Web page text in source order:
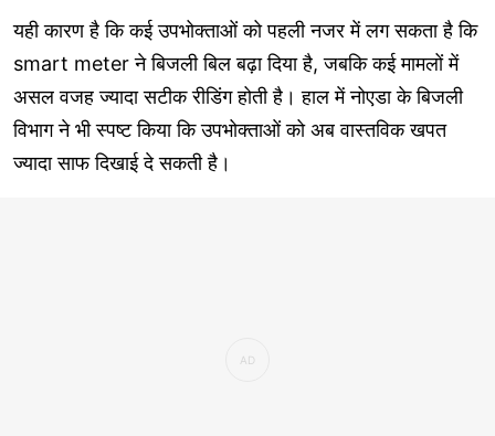
यही कारण है कि कई उपभोक्ताओं को पहली नजर में लग सकता है कि
smart meter ने बिजली बिल बढ़ा दिया है, जबकि कई मामलों में
असल वजह ज्यादा सटीक रीडिंग होती है। हाल में नोएडा के बिजली
विभाग ने भी स्पष्ट किया कि उपभोक्ताओं को अब वास्तविक खपत
ज्यादा साफ दिखाई दे सकती है।